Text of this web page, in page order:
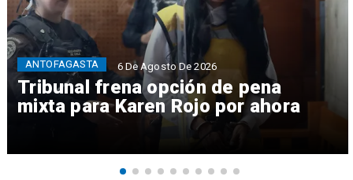
Tribunal frena opción de pena
mixta para Karen Rojo por ahora
ANTOFAGASTA 6 De Agosto De 2026